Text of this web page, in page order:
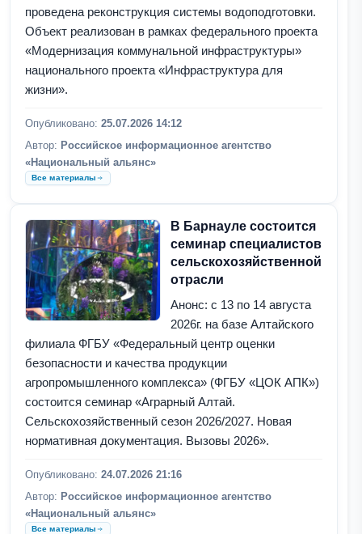
проведена реконструкция системы водоподготовки.
Объект реализован в рамках федерального проекта
«Модернизация коммунальной инфраструктуры»
национального проекта «Инфраструктура для
жизни».
Опубликовано: 25.07.2026 14:12
Автор: Российское информационное агентство
«Национальный альянс»
Все материалы
В Барнауле состоится
семинар специалистов
сельскохозяйственной
отрасли
Анонс: с 13 по 14 августа
2026г. на базе Алтайского
филиала ФГБУ «Федеральный центр оценки
безопасности и качества продукции
агропромышленного комплекса» (ФГБУ «ЦОК АПК»)
состоится семинар «Аграрный Алтай.
Сельскохозяйственный сезон 2026/2027. Новая
нормативная документация. Вызовы 2026».
Опубликовано: 24.07.2026 21:16
Автор: Российское информационное агентство
«Национальный альянс»
Все материалы